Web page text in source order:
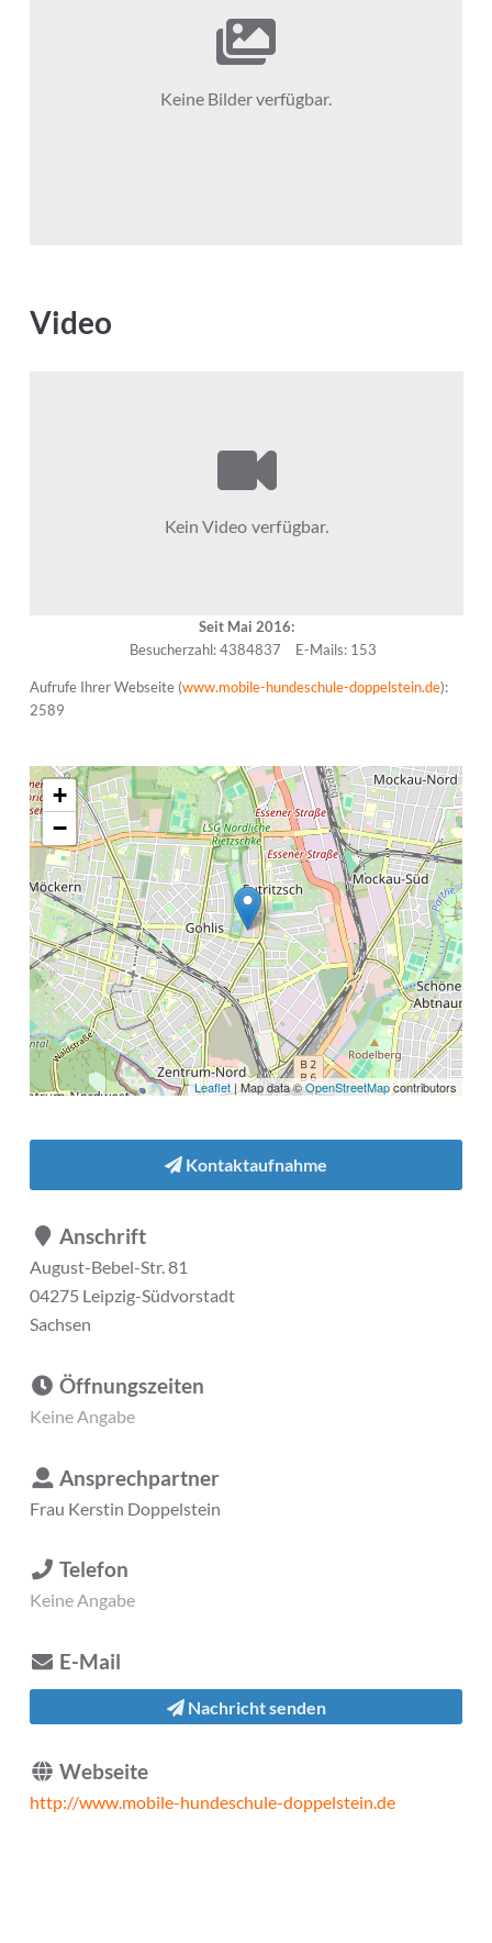
Keine Bilder verfügbar.
Video
Seit Mai 2016:
Besucherzahl: 4384837
E-Mails: 153
Aufrufe Ihrer Webseite (www.mobile-hundeschule-doppelstein.de):
2589
+
−
Leaflet | Map data ©OpenStreetMapcontributors
Kontaktaufnahme
Anschrift
August-Bebel-Str. 81
04275 Leipzig-Südvorstadt
Sachsen
Öffnungszeiten
Keine Angabe
Ansprechpartner
Frau Kerstin Doppelstein
Telefon
Keine Angabe
E-Mail
Nachricht senden
Webseite
http://www.mobile-hundeschule-doppelstein.de